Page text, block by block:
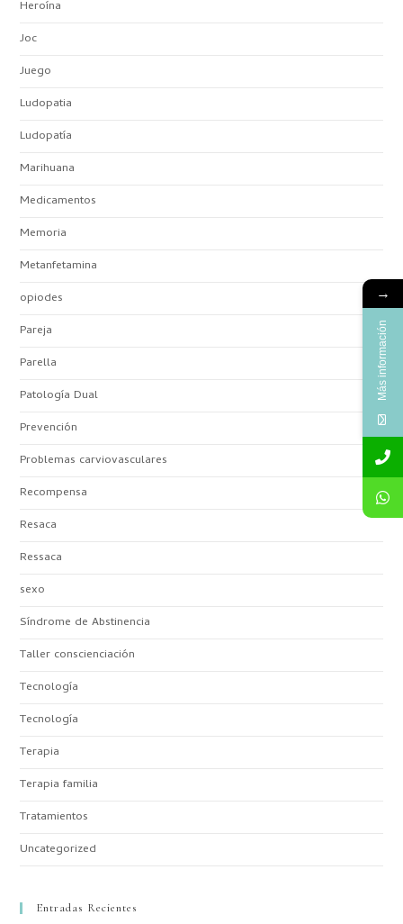
Heroína
Joc
Juego
Ludopatia
Ludopatía
Marihuana
Medicamentos
Memoria
Metanfetamina
opiodes
Pareja
Parella
Patología Dual
Prevención
Problemas carviovasculares
Recompensa
Resaca
Ressaca
sexo
Síndrome de Abstinencia
Taller conscienciación
Tecnología
Tecnología
Terapia
Terapia familia
Tratamientos
Uncategorized
Entradas Recientes
→
Más información